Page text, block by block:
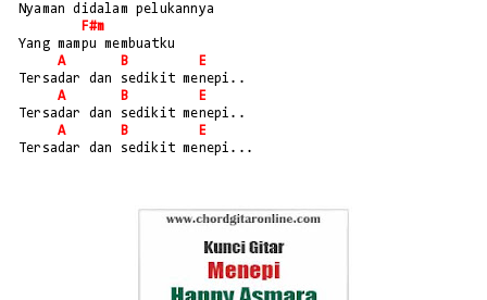
Nyaman didalam pelukannya
F#m
Yang mampu membuatku
A
B
E
Tersadar dan sedikit menepi..
A
B
E
Tersadar dan sedikit menepi..
A
B
E
Tersadar dan sedikit menepi...